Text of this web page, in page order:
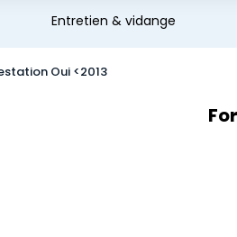
Entretien & vidange
Oui <2013